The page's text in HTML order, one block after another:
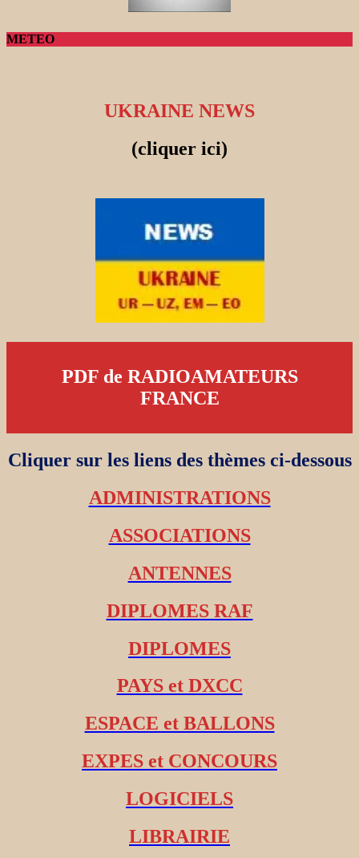
METEO
UKRAINE NEWS
(cliquer ici)
PDF de RADIOAMATEURS
FRANCE
Cliquer sur les liens des thèmes ci-dessous
ADMINISTRATIONS
ASSOCIATIONS
ANTENNES
DIPLOMES RAF
DIPLOMES
PAYS et DXCC
ESPACE et BALLONS
EXPES et CONCOURS
LOGICIELS
LIBRAIRIE